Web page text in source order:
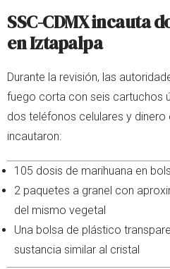
SSC-CDMX incauta
en Iztapalpa
Durante la revisión, las
fuego corta con seis cartuchos
dos teléfonos celulares y dinero
incautaron:
105 dosis de marihuana en
2 paquetes a granel con
del mismo vegetal
Una bolsa de plástico
sustancia similar al cristal